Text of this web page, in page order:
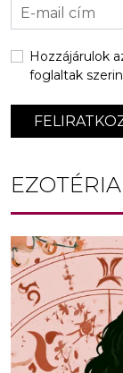
Hozzájárulok
foglaltak
EZOTÉRIA